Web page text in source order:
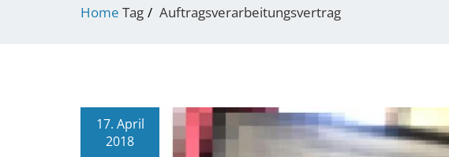
Home Tag Auftragsverarbeitungsvertrag
17. April
2018